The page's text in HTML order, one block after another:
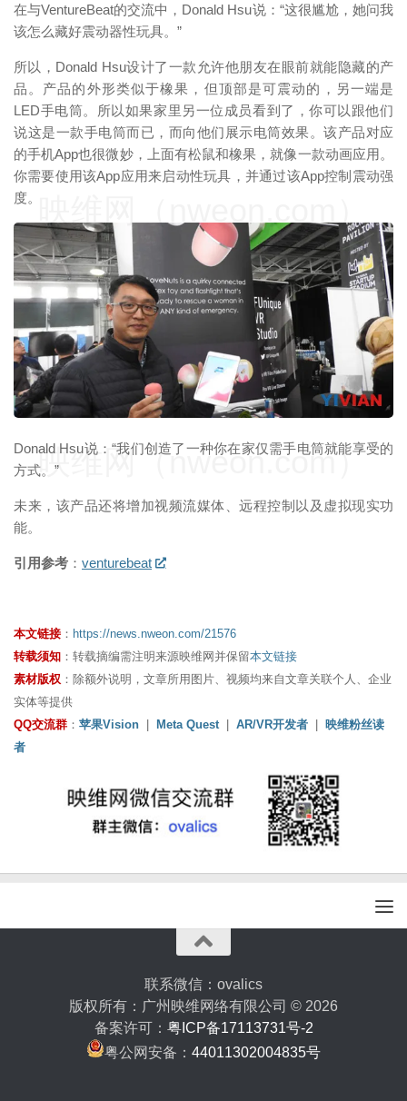
在与VentureBeat的交流中，Donald Hsu说：“这很尴尬，她问我
该怎么藏好震动器性玩具。”
所以，Donald Hsu设计了一款允许他朋友在眼前就能隐藏的产
品。产品的外形类似于橡果，但顶部是可震动的，另一端是
LED手电筒。所以如果家里另一位成员看到了，你可以跟他们
说这是一款手电筒而已，而向他们展示电筒效果。该产品对应
的手机App也很微妙，上面有松鼠和橡果，就像一款动画应用。
你需要使用该App应用来启动性玩具，并通过该App控制震动强
度。
Donald Hsu说：“我们创造了一种你在家仅需手电筒就能享受的
方式。”
未来，该产品还将增加视频流媒体、远程控制以及虚拟现实功
能。
引用参考 ： venturebeat
映维网（nweon.com）
本文链接 ： https://news.nweon.com/21576
转载须知 ：转载摘编需注明来源映维网并保留本文链接
素材版权 ：除额外说明，文章所用图片、视频均来自文章关联个人、企业
实体等提供
QQ交流群 ： 苹果Vision Meta Quest| AR/VR开发者
映维粉丝读
者
联系微信：ovalics
版权所有：广州映维网络有限公司 © 2026
备案许可： 粤ICP备17113731号-2
粤公网安备： 44011302004835号